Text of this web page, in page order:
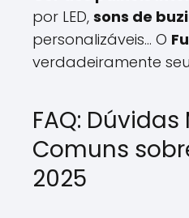
por LED, sons de
personalizáveis... O
verdadeiramente
FAQ: Dúvidas
Comuns
2025